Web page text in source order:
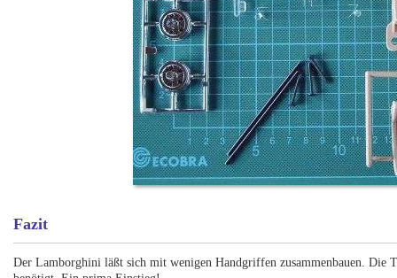
Fazit
Der Lamborghini läßt sich mit wenigen Handgriffen zusammenbauen. Die